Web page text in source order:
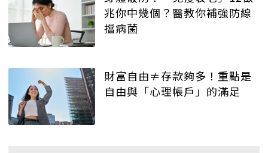
兆你中幾個？醫教你補強防線
擋病菌
財富自由≠存款夠多！重點是
自由與「心理帳戶」的滿足